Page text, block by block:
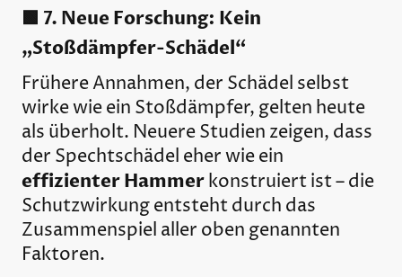
🟩 7. Neue Forschung: Kein
„Stoßdämpfer-Schädel“
Frühere Annahmen, der Schädel selbst
wirke wie ein Stoßdämpfer, gelten heute
als überholt. Neuere Studien zeigen, dass
der Spechtschädel eher wie ein
effizienter Hammerkonstruiert ist – die
Schutzwirkung entsteht durch das
Zusammenspiel aller oben genannten
Faktoren.